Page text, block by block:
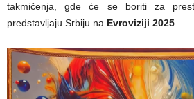
takmičenja, gde će se boriti za
predstavljaju Srbiju na Evroviziji 2025.